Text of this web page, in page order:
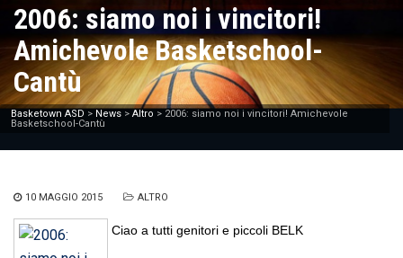
2006: siamo noi i vincitori!
Amichevole Basketschool-
Cantù
Basketown ASD > News > Altro > 2006: siamo noi i vincitori! Amichevole
Basketschool-Cantù
10 MAGGIO 2015 ALTRO
Ciao a tutti genitori e piccoli BELK